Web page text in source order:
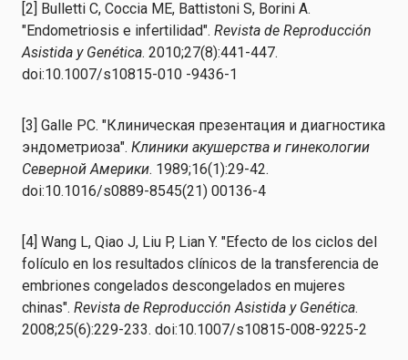
[2] Bulletti C, Coccia ME, Battistoni S, Borini A.
"Endometriosis e infertilidad". Revista de Reproducción
Asistida y Genética. 2010;27(8):441-447.
doi:10.1007/s10815-010 -9436-1
[3] Galle PC. "Клиническая презентация и диагностика
эндометриоза". Клиники акушерства и гинекологии
Северной Америки. 1989;16(1):29-42.
doi:10.1016/s0889-8545(21) 00136-4
[4] Wang L, Qiao J, Liu P, Lian Y. "Efecto de los ciclos del
folículo en los resultados clínicos de la transferencia de
embriones congelados descongelados en mujeres
chinas". Revista de Reproducción Asistida y Genética.
2008;25(6):229-233. doi:10.1007/s10815-008-9225-2